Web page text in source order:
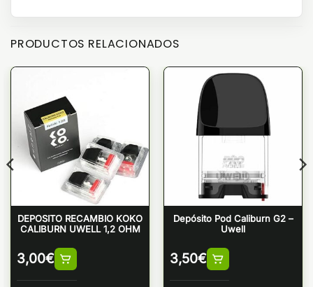
PRODUCTOS RELACIONADOS
DEPOSITO RECAMBIO KOKO
CALIBURN UWELL 1,2 OHM
3,00€
Depósito Pod Caliburn G2 –
Uwell
3,50€